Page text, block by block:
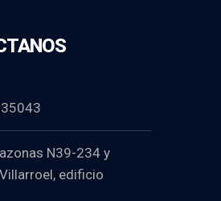
N39-234 y
edificio